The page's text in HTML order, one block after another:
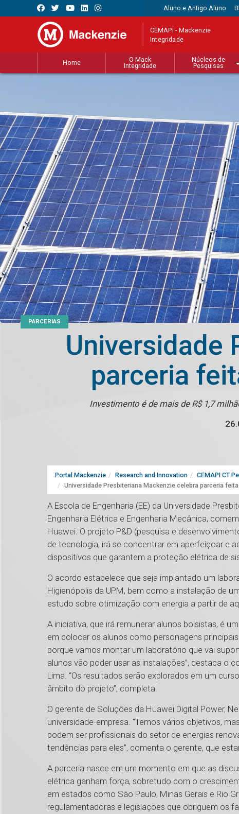
Aluno e Antigo Aluno
CEMAPI - Mackenzie
Integridade
Home
O Mack
Integridade
Núcleos de
Pesquisas
PARCERIAS
Universidade
parceria
Investimento é de mais de R$ 1,7
Portal Mackenzie Research and Innovation CEMAPI CT
Universidade Presbiteriana Mackenzie celebra parceria
A Escola de Engenharia (EE) da Universidade
Engenharia Elétrica e Engenharia Mecânica,
Huawei. O projeto P&D (pesquisa e
de tecnologia, irá se concentrar em aperfeiçoar e
dispositivos que garantem a proteção elétrica de
O acordo estabelece que seja implantado um
Higienópolis da UPM, bem como a instalação de
estudo sobre otimização com energia a partir de
A iniciativa, que irá remunerar alunos bolsistas, é
em colocar os alunos como personagens
porque vamos montar um laboratório que vai
alunos vão poder usar as instalações”, destaca o
Lima. “Os resultados serão explorados em um
âmbito do projeto”, completa.
O gerente de Soluções da Huawei Digital Power,
universidade-empresa. “Temos vários objetivos,
podem ser profissionais do setor de energias
tendências para eles”, comenta o gerente, que
A parceria nasce em um momento em que as
elétrica ganham força, sobretudo com o
em estados como São Paulo, Minas Gerais e Rio
regulamentadoras e legislações que obriguem os